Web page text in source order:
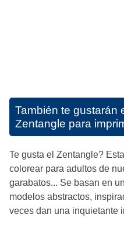
También te gustarán
Zentangle para
Te gusta el Zentangle?
colorear para adultos de
garabatos... Se basan en
modelos abstractos,
veces dan una inquietante